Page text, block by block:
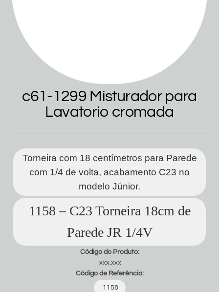
c61-1299 Misturador para
Lavatorio cromada
Torneira com 18 centímetros para Parede
com 1/4 de volta, acabamento C23 no
modelo Júnior.
1158 – C23 Torneira 18cm de
Parede JR 1/4V
Código do Produto:
xxx.xxx
Código de Referência:
1158